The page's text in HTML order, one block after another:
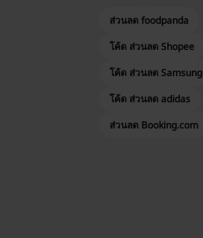
ส่วนลด foodpanda
โค้ด ส่วนลด Shopee
โค้ด ส่วนลด Samsung
โค้ด ส่วนลด adidas
ส่วนลด Booking.com